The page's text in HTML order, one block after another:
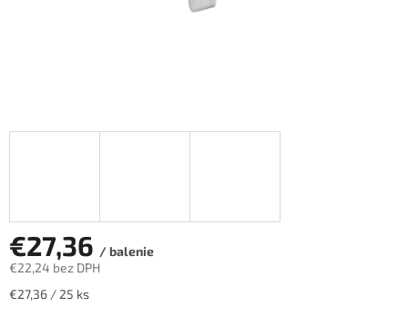
€27,36 / balenie
€22,24 bez DPH
Jednotková
€27,36 / 25 ks